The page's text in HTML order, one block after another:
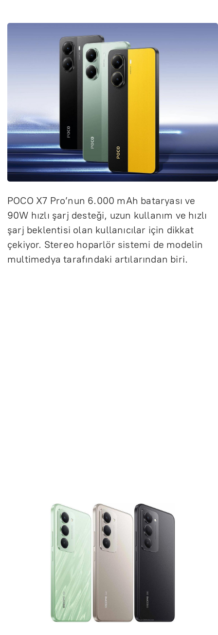
POCO X7 Pro’nun 6.000 mAh bataryası ve
90W hızlı şarj desteği, uzun kullanım ve hızlı
şarj beklentisi olan kullanıcılar için dikkat
çekiyor. Stereo hoparlör sistemi de modelin
multimedya tarafındaki artılarından biri.